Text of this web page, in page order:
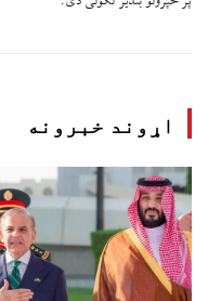
اړوند خبرونه